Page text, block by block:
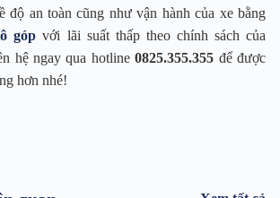
độ an toàn cũng như vận hành của xe bằng
góp với lãi suất thấp theo chính sách của
hệ ngay qua hotline0825.355.355 để được
hơn nhé!